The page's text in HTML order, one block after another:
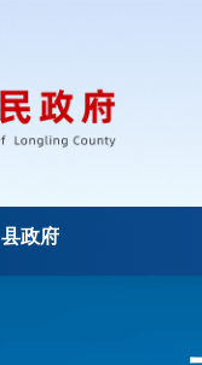
县政府